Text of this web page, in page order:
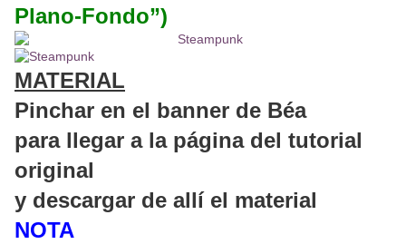
Plano-Fondo”)
MATERIAL
Pinchar en el banner de Béa
para llegar a la página del tutorial
original
y descargar de allí el material
NOTA